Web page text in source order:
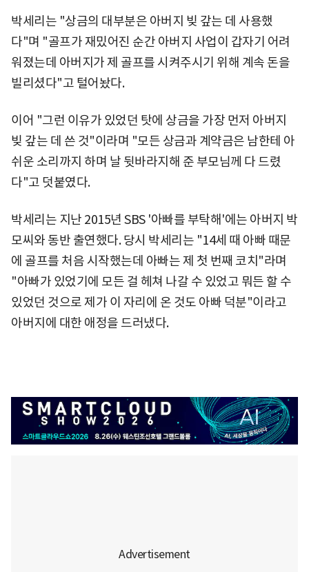
박세리는 "상금의 대부분은 아버지 빚 갚는 데 사용했
다"며 "골프가 재밌어진 순간 아버지 사업이 갑자기 어려
워졌는데 아버지가 제 골프를 시켜주시기 위해 계속 돈을
빌리셨다"고 털어놨다.
이어 "그런 이유가 있었던 탓에 상금을 가장 먼저 아버지
빚 갚는 데 쓴 것"이라며 "모든 상금과 계약금은 남한테 아
쉬운 소리까지 하며 날 뒷바라지해 준 부모님께 다 드렸
다"고 덧붙였다.
박세리는 지난 2015년 SBS '아빠를 부탁해'에는 아버지 박
모씨와 동반 출연했다. 당시 박세리는 "14세 때 아빠 때문
에 골프를 처음 시작했는데 아빠는 제 첫 번째 코치"라며
"아빠가 있었기에 모든 걸 헤쳐 나갈 수 있었고 뭐든 할 수
있었던 것으로 제가 이 자리에 온 것도 아빠 덕분"이라고
아버지에 대한 애정을 드러냈다.